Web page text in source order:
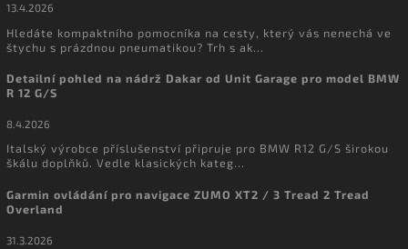
13.4.2026
Hledáte kompaktního pomocníka na cesty, který vás nenechá ve
štychu s prázdnou pneumatikou? Trh s ak...
Detailní pohled na nádrž Dakar od Unit Garage pro model BMW
R 12 G/S
8.4.2026
Italský výrobce příslušenství připruje pro BMW R12 G/S širokou
škálu doplňků. Vedle klasických kateg...
Garmin ovládání pro navigace ZUMO XT2 / 3 Tread 2 Tread
Overland
31.3.2026